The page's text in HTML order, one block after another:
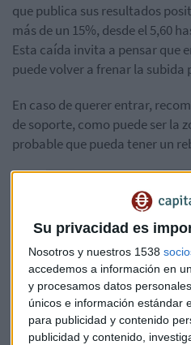
Su privacidad es
Nosotros y nuestros 1538
accedemos a información en
y procesamos datos
únicos e información estándar
para publicidad y contenido
publicidad y contenido,
que publica sus resultados
más de un 15%, desde el 5,60
Esta caída invita a pensar que
puede volver a frenar la
En caso de querer entrar,
de soporte, como puede ser la
probable que pueda tener un